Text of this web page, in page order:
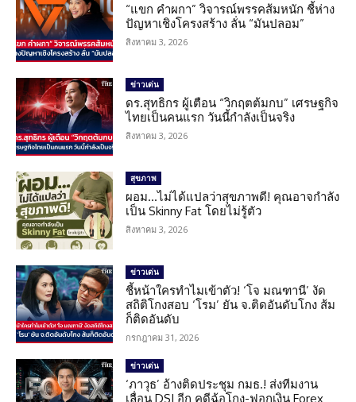
“แขก คำผกา” วิจารณ์พรรคส้มหนัก ชี้ห่าง
ปัญหาเชิงโครงสร้าง ลั่น “มันปลอม”
สิงหาคม 3, 2026
ข่าวเด่น
ดร.สุทธิกร ผู้เตือน “วิกฤตต้มกบ” เศรษฐกิจ
ไทยเป็นคนแรก วันนี้กำลังเป็นจริง
สิงหาคม 3, 2026
สุขภาพ
ผอม…ไม่ได้แปลว่าสุขภาพดี! คุณอาจกำลัง
เป็น Skinny Fat โดยไม่รู้ตัว
สิงหาคม 3, 2026
ข่าวเด่น
ชี้หน้าใครทำไมเข้าตัว! ‘โจ มณฑานี’ งัด
สถิติโกงสอบ ‘โรม’ ยัน จ.ติดอันดับโกง ส้ม
ก็ติดอันดับ
กรกฎาคม 31, 2026
ข่าวเด่น
‘ภาวุธ’ อ้างติดประชุม กมธ.! ส่งทีมงาน
เลื่อน DSI อีก คดีฉ้อโกง-ฟอกเงิน Forex